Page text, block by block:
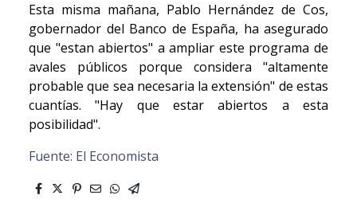
Esta misma mañana, Pablo Hernández de Cos,
gobernador del Banco de España, ha asegurado
que "estan abiertos" a ampliar este programa de
avales públicos porque considera "altamente
probable que sea necesaria la extensión" de estas
cuantías. "Hay que estar abiertos a esta
posibilidad".
Fuente: El Economista